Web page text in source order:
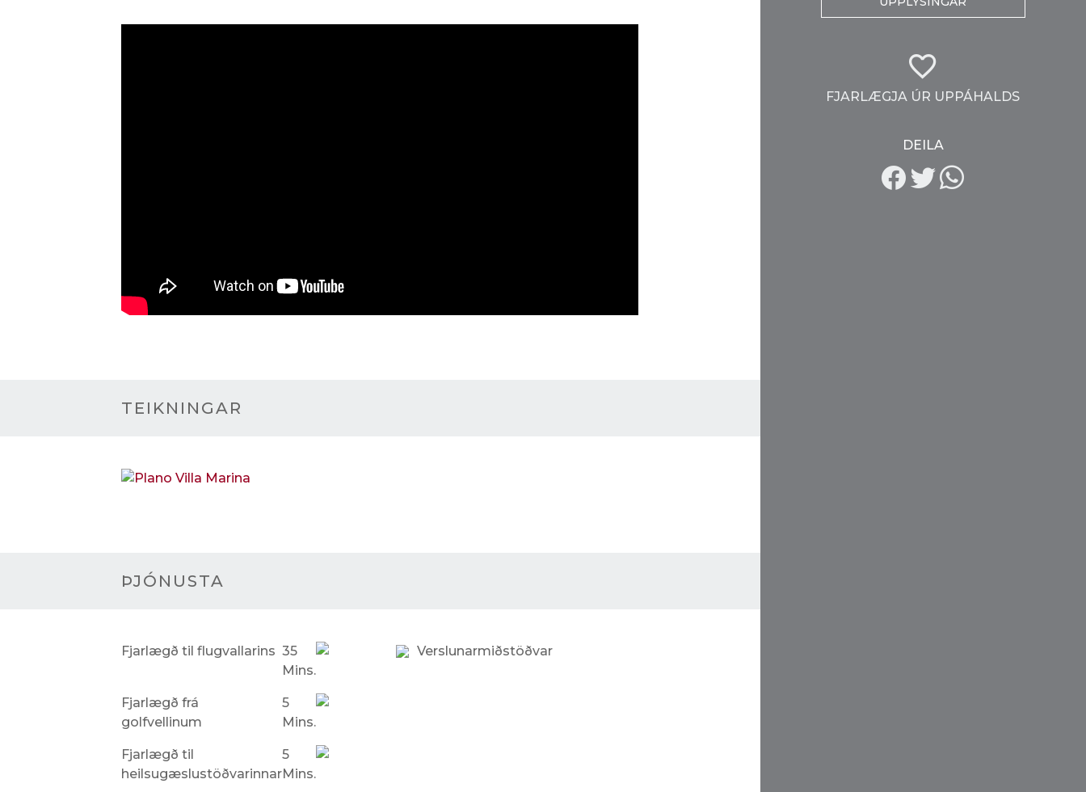
TEIKNINGAR
ÞJÓNUSTA
Fjarlægð til flugvallarins 35
Mins.
Fjarlægð frá
golfvellinum
5
Mins.
Fjarlægð til
heilsugæslustöðvarinnar
5
Mins.
Verslunarmiðstöðvar
FJARLÆGJA ÚR UPPÁHALDS
DEILA